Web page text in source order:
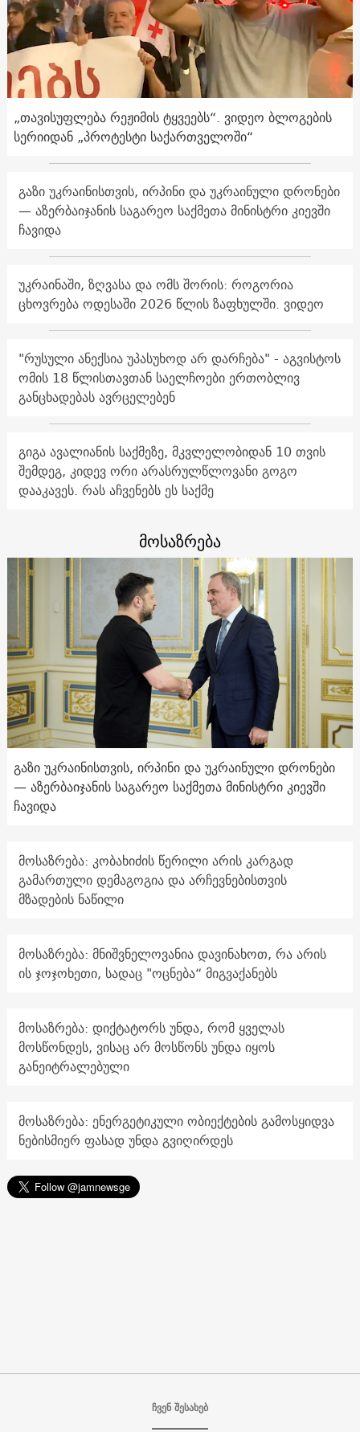
„თავისუფლება რეჟიმის ტყვეებს“. ვიდეო ბლოგების
სერიიდან „პროტესტი საქართველოში“
გაზი უკრაინისთვის, ირპინი და უკრაინული დრონები
— აზერბაიჯანის საგარეო საქმეთა მინისტრი კიევში
ჩავიდა
უკრაინაში, ზღვასა და ომს შორის: როგორია
ცხოვრება ოდესაში 2026 წლის ზაფხულში. ვიდეო
"რუსული ანექსია უპასუხოდ არ დარჩება" - აგვისტოს
ომის 18 წლისთავთან საელჩოები ერთობლივ
განცხადებას ავრცელებენ
გიგა ავალიანის საქმეზე, მკვლელობიდან 10 თვის
შემდეგ, კიდევ ორი არასრულწლოვანი გოგო
დააკავეს. რას აჩვენებს ეს საქმე
მოსაზრება
გაზი უკრაინისთვის, ირპინი და უკრაინული დრონები
— აზერბაიჯანის საგარეო საქმეთა მინისტრი კიევში
ჩავიდა
მოსაზრება: კობახიძის წერილი არის კარგად
გამართული დემაგოგია და არჩევნებისთვის
მზადების ნაწილი
მოსაზრება: მნიშვნელოვანია დავინახოთ, რა არის
ის ჯოჯოხეთი, სადაც "ოცნება“ მიგვაქანებს
მოსაზრება: დიქტატორს უნდა, რომ ყველას
მოსწონდეს, ვისაც არ მოსწონს უნდა იყოს
განეიტრალებული
მოსაზრება: ენერგეტიკული ობიექტების გამოსყიდვა
ნებისმიერ ფასად უნდა გვიღირდეს
ჩვენ შესახებ